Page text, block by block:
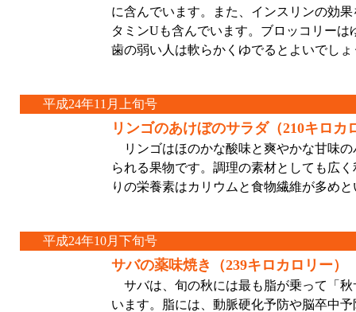
に含んでいます。また、インスリンの効
タミンUも含んでいます。ブロッコリー
歯の弱い人は軟らかくゆでるとよいでし
平成24年11月上旬号
リンゴのあけぼのサラダ（210キロカ
リンゴはほのかな酸味と爽やかな甘味
られる果物です。調理の素材としても広
りの栄養素はカリウムと食物繊維が多め
平成24年10月下旬号
サバの薬味焼き（239キロカロリー）
サバは、旬の秋には最も脂が乗って「
います。脂には、動脈硬化予防や脳卒中